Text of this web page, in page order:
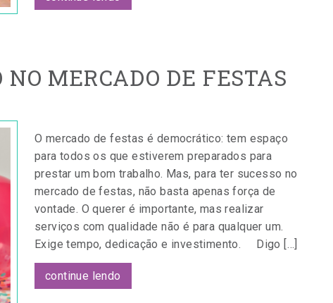
NO MERCADO DE FESTAS
O mercado de festas é democrático: tem espaço
para todos os que estiverem preparados para
prestar um bom trabalho. Mas, para ter sucesso no
mercado de festas, não basta apenas força de
vontade. O querer é importante, mas realizar
serviços com qualidade não é para qualquer um.
Exige tempo, dedicação e investimento. Digo […]
continue lendo